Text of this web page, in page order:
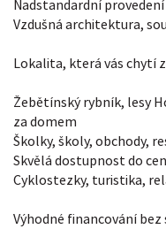
Nadstandardní
Vzdušná architektura,
Lokalita, která vás chytí
Žebětínský rybník, lesy
za domem
Školky, školy, obchody,
Skvělá dostupnost do
Cyklostezky, turistika,
Výhodné financování bez